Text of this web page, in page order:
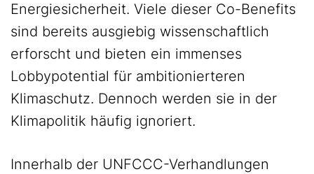
Energiesicherheit. Viele dieser Co-Benefits
sind bereits ausgiebig wissenschaftlich
erforscht und bieten ein immenses
Lobbypotential für ambitionierteren
Klimaschutz. Dennoch werden sie in der
Klimapolitik häufig ignoriert.
Innerhalb der UNFCCC-Verhandlungen